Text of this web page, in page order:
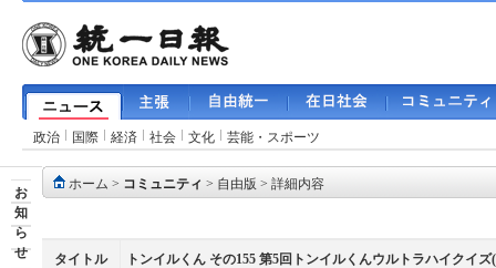
政治 国際 経済 社会 文化 芸能・スポーツ
お
知
ら
せ
ホーム > コミュニティ > 自由版 > 詳細内容
タイトル トンイルくん その155 第5回トンイルくんウルトラハイクイ